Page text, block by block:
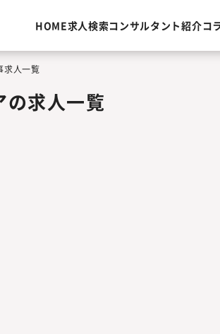
HOME求人検索コンサルタント紹介コ
求人一覧
の求人一覧